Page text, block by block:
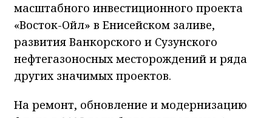
масштабного инвестиционного проекта
«Восток-Ойл» в Енисейском заливе,
развития Ванкорского и Сузунского
нефтегазоносных месторождений и ряда
других значимых проектов.
На ремонт, обновление и модернизацию